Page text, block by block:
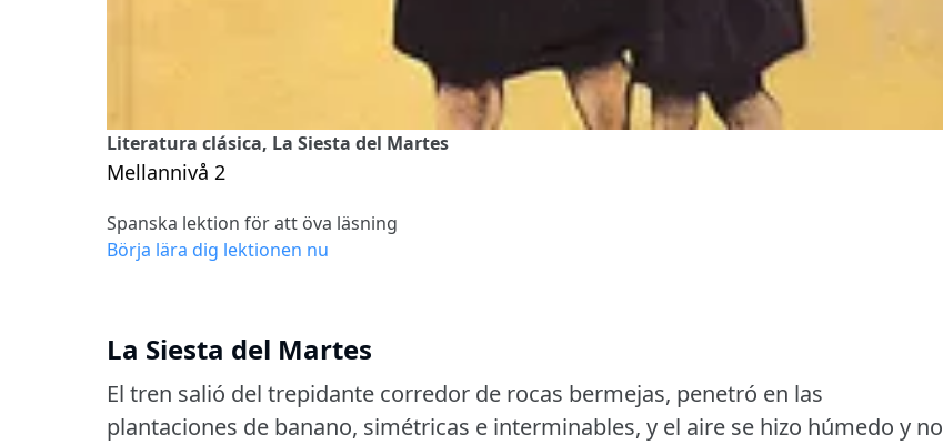
Literatura clásica, La Siesta del Martes
Mellannivå 2
Spanska lektion för att öva läsning
Börja lära dig lektionen nu
La Siesta del Martes
El tren salió del trepidante corredor de rocas bermejas, penetró en las
plantaciones de banano, simétricas e interminables, y el aire se hizo húmedo y no